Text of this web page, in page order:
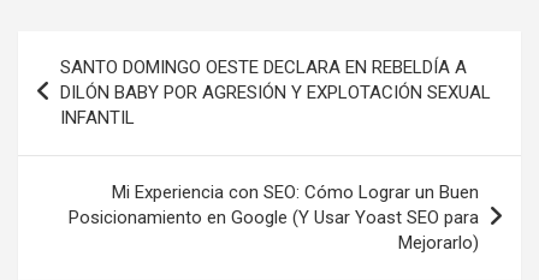
Navegación
de
entradas
SANTO DOMINGO OESTE DECLARA EN REBELDÍA A
DILÓN BABY POR AGRESIÓN Y EXPLOTACIÓN SEXUAL
INFANTIL
Mi Experiencia con SEO: Cómo Lograr un Buen
Posicionamiento en Google (Y Usar Yoast SEO para
Mejorarlo)